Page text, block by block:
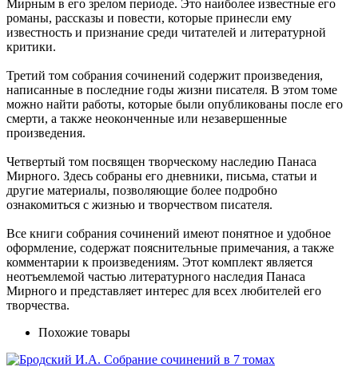
Мирным в его зрелом периоде. Это наиболее известные его
романы, рассказы и повести, которые принесли ему
известность и признание среди читателей и литературной
критики.
Третий том собрания сочинений содержит произведения,
написанные в последние годы жизни писателя. В этом томе
можно найти работы, которые были опубликованы после его
смерти, а также неоконченные или незавершенные
произведения.
Четвертый том посвящен творческому наследию Панаса
Мирного. Здесь собраны его дневники, письма, статьи и
другие материалы, позволяющие более подробно
ознакомиться с жизнью и творчеством писателя.
Все книги собрания сочинений имеют понятное и удобное
оформление, содержат пояснительные примечания, а также
комментарии к произведениям. Этот комплект является
неотъемлемой частью литературного наследия Панаса
Мирного и представляет интерес для всех любителей его
творчества.
Похожие товары